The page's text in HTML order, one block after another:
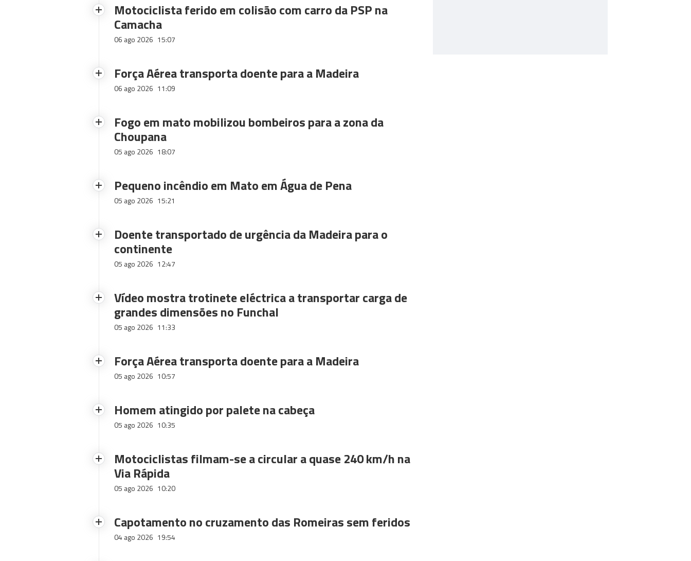
Motociclista ferido em colisão com carro da PSP na
Camacha
06 ago 2026 15:07
Força Aérea transporta doente para a Madeira
06 ago 2026 11:09
Fogo em mato mobilizou bombeiros para a zona da
Choupana
05 ago 2026 18:07
Pequeno incêndio em Mato em Água de Pena
05 ago 2026 15:21
Doente transportado de urgência da Madeira para o
continente
05 ago 2026 12:47
Vídeo mostra trotinete eléctrica a transportar carga de
grandes dimensões no Funchal
05 ago 2026 11:33
Força Aérea transporta doente para a Madeira
05 ago 2026 10:57
Homem atingido por palete na cabeça
05 ago 2026 10:35
Motociclistas filmam-se a circular a quase 240 km/h na
Via Rápida
05 ago 2026 10:20
Capotamento no cruzamento das Romeiras sem feridos
04 ago 2026 19:54